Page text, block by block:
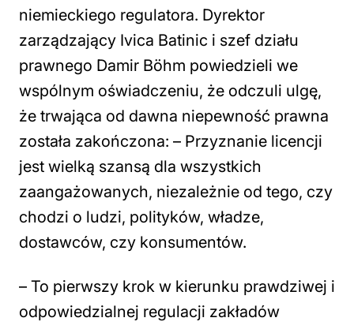
niemieckiego regulatora. Dyrektor
zarządzający Ivica Batinic i szef działu
prawnego Damir Böhm powiedzieli we
wspólnym oświadczeniu, że odczuli ulgę,
że trwająca od dawna niepewność prawna
została zakończona: – Przyznanie licencji
jest wielką szansą dla wszystkich
zaangażowanych, niezależnie od tego, czy
chodzi o ludzi, polityków, władze,
dostawców, czy konsumentów.
– To pierwszy krok w kierunku prawdziwej i
odpowiedzialnej regulacji zakładów